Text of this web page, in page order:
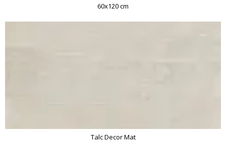
60x120 cm
Talc Decor Mat